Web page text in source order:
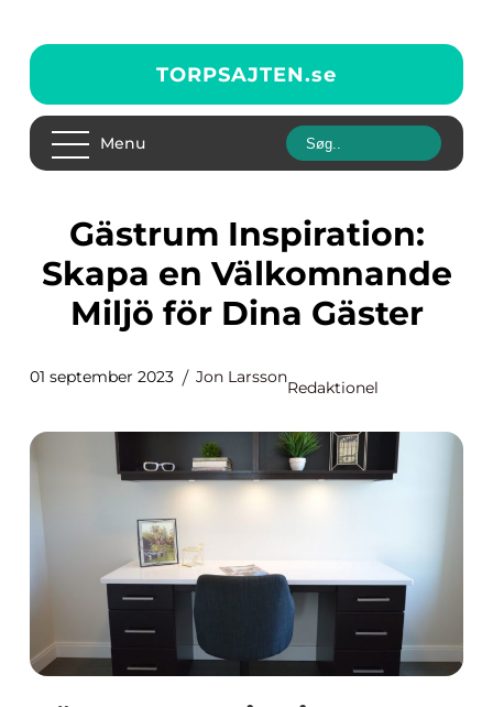
TORPSAJTEN.se
Menu
Gästrum Inspiration:
Skapa en Välkomnande
Miljö för Dina Gäster
01 september 2023 Jon Larsson
Redaktionel